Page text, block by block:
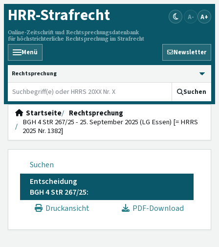
HRR-Strafrecht
Online-Zeitschrift und Rechtsprechungsdatenbank
für höchstrichterliche Rechtsprechung im Strafrecht
A- A+
Menü Newsletter
HRRS durchsuchen
Suchen
Startseite
Rechtsprechung
BGH 4 StR 267/25 - 25. September 2025 (LG Essen) [= HRRS
2025 Nr. 1382]
Suchen
Entscheidung
BGH 4 StR 267/25:
Druckansicht
PDF-Download